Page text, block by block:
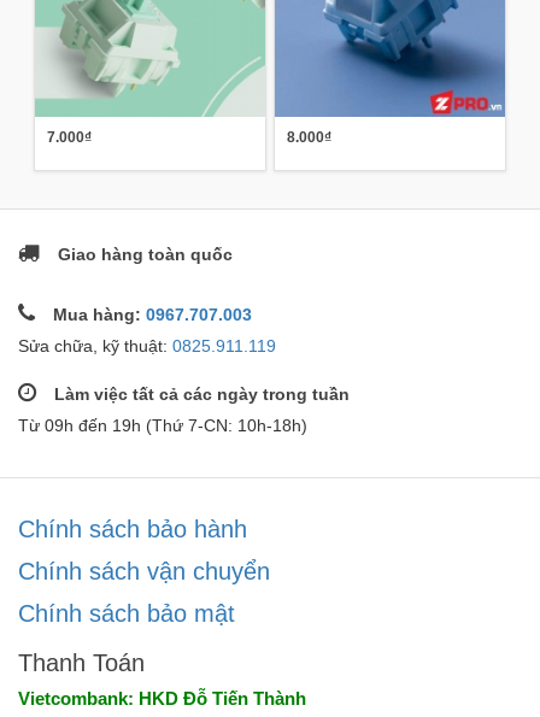
7.000₫ 8.000₫
Giao hàng toàn quốc
Mua hàng: 0967.707.003
Sửa chữa, kỹ thuật: 0825.911.119
Làm việc tất cả các ngày trong tuần
Từ 09h đến 19h (Thứ 7-CN: 10h-18h)
Chính sách bảo hành
Chính sách vận chuyển
Chính sách bảo mật
Thanh Toán
Vietcombank: HKD Đỗ Tiến Thành